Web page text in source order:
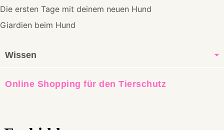
Die ersten Tage mit deinem neuen Hund
Giardien beim Hund
Wissen
Online Shopping für den Tierschutz